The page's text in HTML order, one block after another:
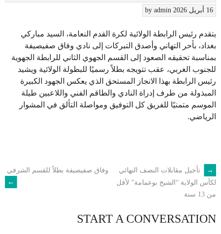
16 أبريل 2026
by admin
يتقدم رئيس الرابطة الولائية لكرة القدم النعامة، السيد مباركي
بغداد، بأحر التهاني وأصدق التبركات إلى نادي وفاق صفيصيفة
بمناسبة تحقيقه الصعود إلى القسم الجهوي الثاني للرابطة الجهوية
للجنوب الغربي، عقب تتويجه بطلاً رسميًا للبطولة الولائية ويشيد
رئيس الرابطة بهذا الانجاز المستحق الذي يعكس الجهود الكبيرة
المبذولة من طرف إدراة النادي والطاقم الفني واللاعبين طيلة
الموسم متمنيًا للفريق كل التوفيق ومواصلة التألق في المشوار
الرياضي.
POST
NAVIGATION
←
تأجيل مقابلات النصف النهائي
لكأس الولاية “الشيخ بوعمامة” لأقل
من 13 سنة
وفاق صفيصيفة بطلاً للقسم الشرفي
→
START A CONVERSATION